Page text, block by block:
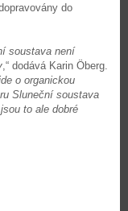
do
soustava není
,“ dodává Karin Öberg.
o organickou
Sluneční soustava
to ale dobré